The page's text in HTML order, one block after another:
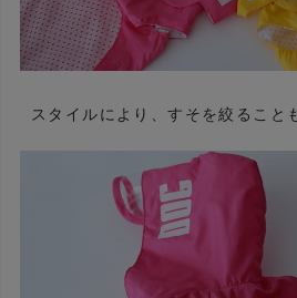
スタイルにより、すそを絞ること